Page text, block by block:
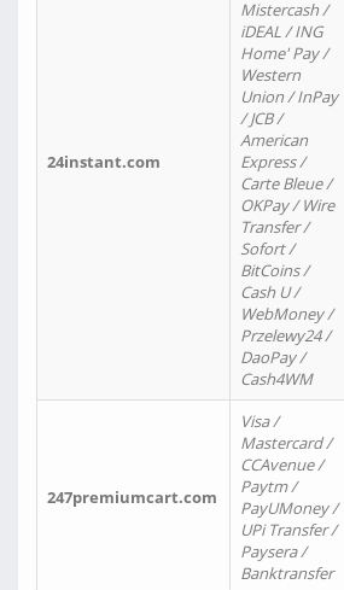
24instant.com
Mistercash /
iDEAL / ING
Home' Pay /
Western
Union / InPay
/ JCB /
American
Express /
Carte Bleue /
OKPay / Wire
Transfer /
Sofort /
BitCoins /
Cash U /
WebMoney /
Przelewy24 /
DaoPay /
Cash4WM
247premiumcart.com
Visa /
Mastercard /
CCAvenue /
Paytm /
PayUMoney /
UPi Transfer /
Paysera /
Banktransfer